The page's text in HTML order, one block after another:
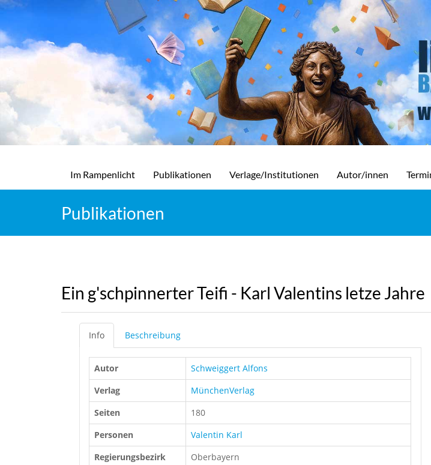
Im Rampenlicht Publikationen Verlage/Institutionen Autor/innen
Publikationen
Ein g'schpinnerter Teifi - Karl Valentins letze Jahre
Info Beschreibung
Autor
Schweiggert Alfons
Verlag
MünchenVerlag
Seiten
180
Personen
Valentin Karl
Regierungsbezirk
Oberbayern